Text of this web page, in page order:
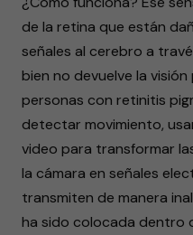
de la retina que están
señales al cerebro a
bien no devuelve la
personas con retinitis
detectar movimiento,
video para transformar
la cámara en señales
transmiten de manera
ha sido colocada dentro